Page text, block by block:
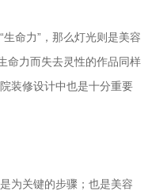
“生命力”，那么灯光则是美容
命力而失去灵性的作品同样
装修设计中也是十分重要
关键的步骤；也是美容